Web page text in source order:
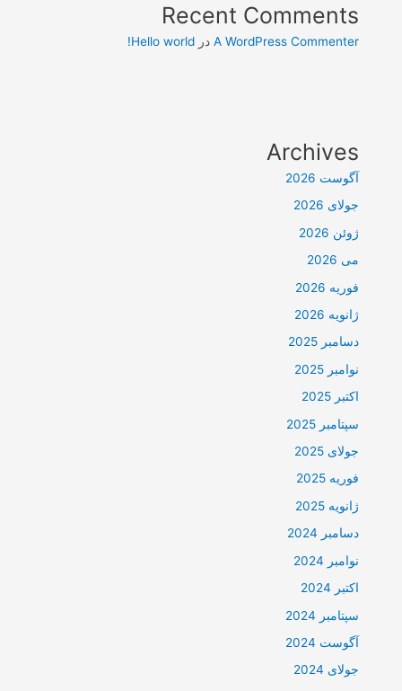
Recent Comments
A WordPress Commenter درHello world!
Archives
آگوست 2026
جولای 2026
ژوئن 2026
می 2026
فوریه 2026
ژانویه 2026
دسامبر 2025
نوامبر 2025
اکتبر 2025
سپتامبر 2025
جولای 2025
فوریه 2025
ژانویه 2025
دسامبر 2024
نوامبر 2024
اکتبر 2024
سپتامبر 2024
آگوست 2024
جولای 2024